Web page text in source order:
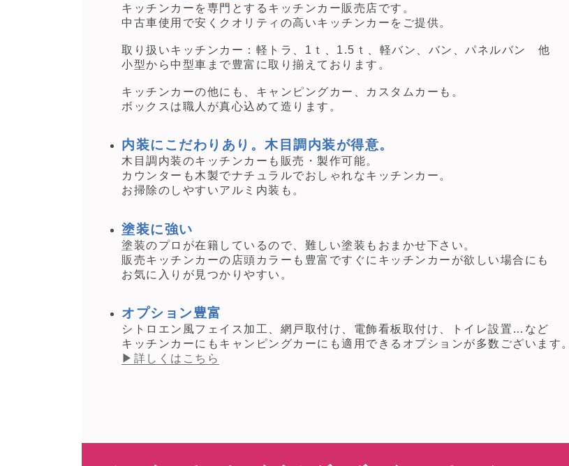
キッチンカーを専門とするキッチンカー販売店です。
中古車使用で安くクオリティの高いキッチンカーをご提供。
取り扱いキッチンカー：軽トラ、1ｔ、1.5ｔ、軽バン、バン、パネルバン 他
小型から中型車まで豊富に取り揃えております。
キッチンカーの他にも、キャンピングカー、カスタムカーも。
ボックスは職人が真心込めて造ります。
内装にこだわりあり。木目調内装が得意。
木目調内装のキッチンカーも販売・製作可能。
カウンターも木製でナチュラルでおしゃれなキッチンカー。
お掃除のしやすいアルミ内装も。
塗装に強い
塗装のプロが在籍しているので、難しい塗装もおまかせ下さい。
販売キッチンカーの店頭カラーも豊富ですぐにキッチンカーが欲しい場合にも
お気に入りが見つかりやすい。
オプション豊富
シトロエン風フェイス加工、網戸取付け、電飾看板取付け、トイレ設置…など
キッチンカーにもキャンピングカーにも適用できるオプションが多数ございます。
▶詳しくはこちら